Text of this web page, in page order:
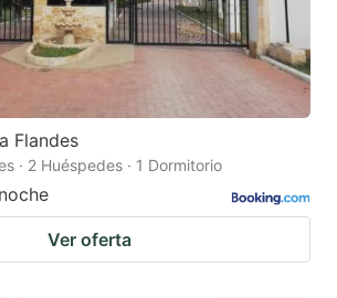
Flandes
· 2 Huéspedes · 1 Dormitorio
Ver oferta